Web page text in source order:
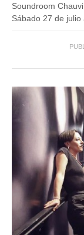
Soundroom
Sábado 27 de julio